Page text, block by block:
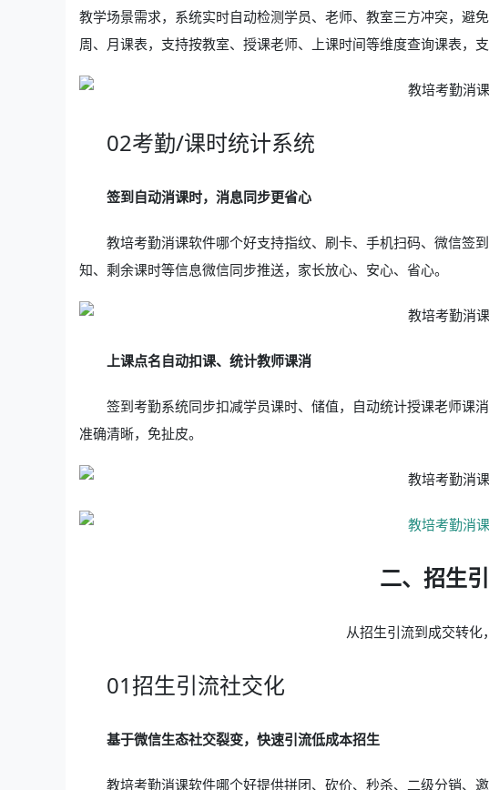
教学场景需求，系统实时自动检测学员、老师、教室三方冲突，避
周、月课表，支持按教室、授课老师、上课时间等维度查询课表，支
02考勤/课时统计系统
签到自动消课时，消息同步更省心
教培考勤消课软件哪个好支持指纹、刷卡、手机扫码、微信签
知、剩余课时等信息微信同步推送，家长放心、安心、省心。
上课点名自动扣课、统计教师课消
签到考勤系统同步扣减学员课时、储值，自动统计授课老师课
准确清晰，免扯皮。
二、招生
从招生引流到成交转
01招生引流社交化
基于微信生态社交裂变，快速引流低成本招生
教培考勤消课软件哪个好提供拼团、砍价、秒杀、二级分销、